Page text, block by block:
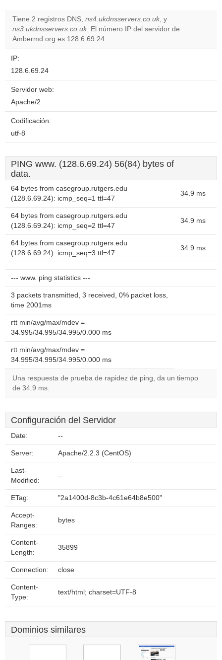
Tiene 2 registros DNS, ns4.ukdnsservers.co.uk, y
ns3.ukdnsservers.co.uk. El número IP del servidor de
Ambermd.org es 128.6.69.24.
IP:
128.6.69.24
Servidor web:
Apache/2
Codificación:
utf-8
PING www. (128.6.69.24) 56(84) bytes of
data.
64 bytes from casegroup.rutgers.edu
(128.6.69.24): icmp_seq=1 ttl=47
34.9 ms
64 bytes from casegroup.rutgers.edu
(128.6.69.24): icmp_seq=2 ttl=47
34.9 ms
64 bytes from casegroup.rutgers.edu
(128.6.69.24): icmp_seq=3 ttl=47
34.9 ms
--- www. ping statistics ---
3 packets transmitted, 3 received, 0% packet loss,
time 2001ms
rtt min/avg/max/mdev =
34.995/34.995/34.995/0.000 ms
rtt min/avg/max/mdev =
34.995/34.995/34.995/0.000 ms
Una respuesta de prueba de rapidez de ping, da un tiempo
de 34.9 ms.
Configuración del Servidor
Date: --
Server: Apache/2.2.3 (CentOS)
Last-
Modified:
--
ETag: "2a1400d-8c3b-4c61e64b8e500"
Accept-
Ranges:
bytes
Content-
Length:
35899
Connection: close
Content-
Type:
text/html; charset=UTF-8
Dominios similares